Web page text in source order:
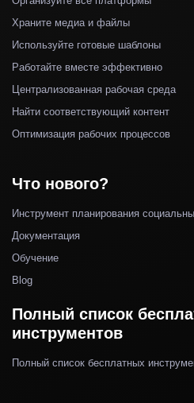
Храните медиа и файлы
Используйте готовые шаблоны
Работайте вместе эффективно
Централизованная рабочая среда
Найти соответствующий контент
Оптимизация рабочих процессов
Что нового?
Инструмент планирования
Документация
Обучение
Blog
Полный список
инструментов
Полный список бесплатных